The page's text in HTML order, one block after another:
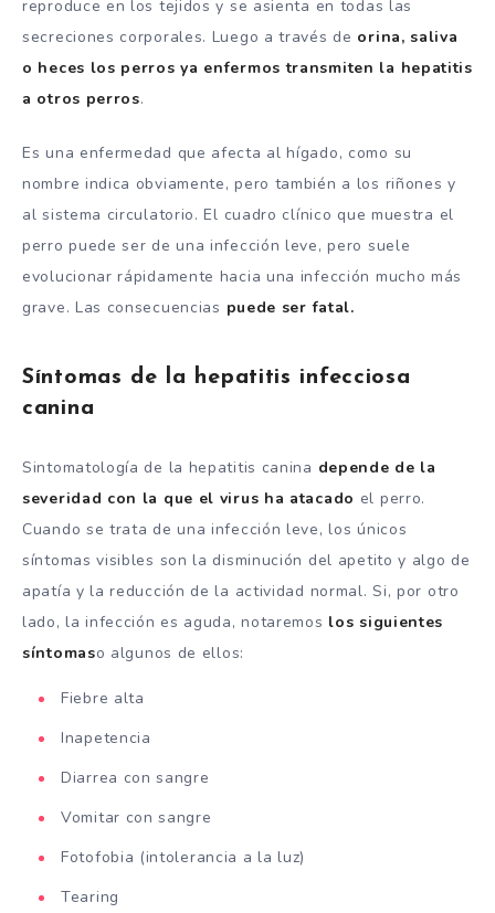
reproduce en los tejidos y se asienta en todas las
secreciones corporales. Luego a través de orina, saliva
o heces los perros ya enfermos transmiten la hepatitis
a otros perros.
Es una enfermedad que afecta al hígado, como su
nombre indica obviamente, pero también a los riñones y
al sistema circulatorio. El cuadro clínico que muestra el
perro puede ser de una infección leve, pero suele
evolucionar rápidamente hacia una infección mucho más
grave. Las consecuencias puede ser fatal.
Síntomas de la hepatitis infecciosa
canina
Sintomatología de la hepatitis canina depende de la
severidad con la que el virus ha atacado el perro.
Cuando se trata de una infección leve, los únicos
síntomas visibles son la disminución del apetito y algo de
apatía y la reducción de la actividad normal. Si, por otro
lado, la infección es aguda, notaremos los siguientes
síntomaso algunos de ellos:
Fiebre alta
Inapetencia
Diarrea con sangre
Vomitar con sangre
Fotofobia (intolerancia a la luz)
Tearing